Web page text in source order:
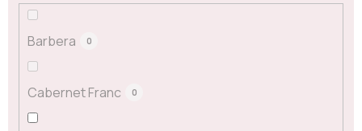
Barbera 0
Cabernet Franc 0